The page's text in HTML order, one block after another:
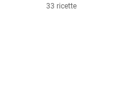
33 ricette